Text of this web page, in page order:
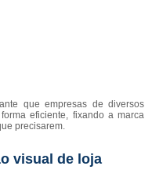
que empresas de diversos
eficiente, fixando a marca
precisarem.
visual de loja